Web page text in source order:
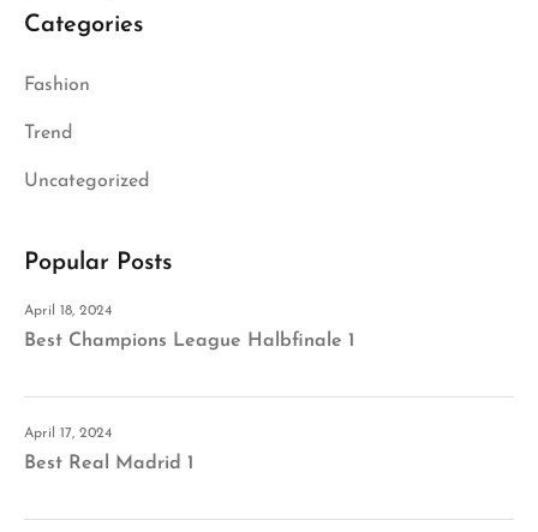
Categories
Fashion
Trend
Uncategorized
Popular Posts
April 18, 2024
Best Champions League Halbfinale 1
April 17, 2024
Best Real Madrid 1